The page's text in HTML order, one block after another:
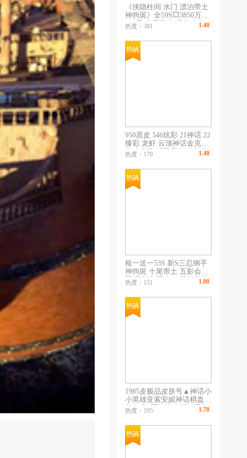
《侠隐柱间 水门 漂泊带土
神驹斑》全59S💥3850万💥
420忍 十尾带土 暴怒鸣人
《附身黑绝 侠隐兜 漂泊小
楠》💥武士二代/再不斩 暴
怒带土/ 空导
热度：381 1.40
950原皮 546炫彩 21神话 22
臻彩 龙虾 云顶神话金克斯
龙吟虎啸 斩星魔剑 女枪金
克斯ez红粉臻彩带原皮 情
人节 万圣节 冰雪节 电玩
源计划 泳池电玩
热度：170 1.40
租一送一53S 新S三忍纲手
神驹斑 十尾带土 五影会谈
斑 暴怒六尾鸣人 暴怒带土
《须佐卡卡西 止水》《漂
泊小楠 忍战卡卡西 爱情
哥》💥天道超💥空导
热度：151 1.00
1985皮极品皮肤号▲神话小
小英雄亚索安妮神话棋盘怪
兽来袭+至臻海克斯年限节
日限定皮肤超多龙瞎等皮肤
全有（部分优质皮看截图）
热度：195 1.70